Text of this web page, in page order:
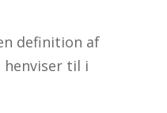
definition af
henviser til i